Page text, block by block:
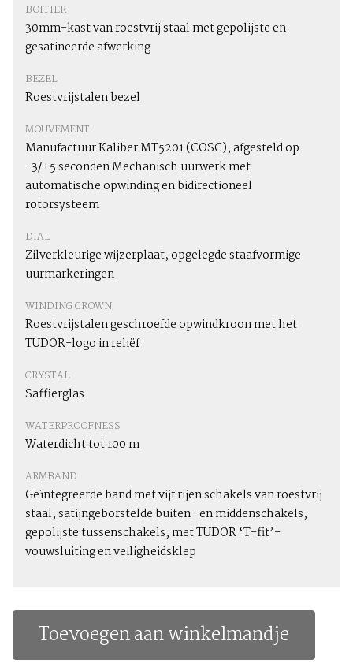
BOITIER
30mm-kast van roestvrij staal met gepolijste en
gesatineerde afwerking
BEZEL
Roestvrijstalen bezel
MOUVEMENT
Manufactuur Kaliber MT5201 (COSC), afgesteld op
-3/+5 seconden Mechanisch uurwerk met
automatische opwinding en bidirectioneel
rotorsysteem
DIAL
Zilverkleurige wijzerplaat, opgelegde staafvormige
uurmarkeringen
WINDING CROWN
Roestvrijstalen geschroefde opwindkroon met het
TUDOR-logo in reliëf
CRYSTAL
Saffierglas
WATERPROOFNESS
Waterdicht tot 100 m
ARMBAND
Geïntegreerde band met vijf rijen schakels van roestvrij
staal, satijngeborstelde buiten- en middenschakels,
gepolijste tussenschakels, met TUDOR ‘T-fit’-
vouwsluiting en veiligheidsklep
Toevoegen aan winkelmandje